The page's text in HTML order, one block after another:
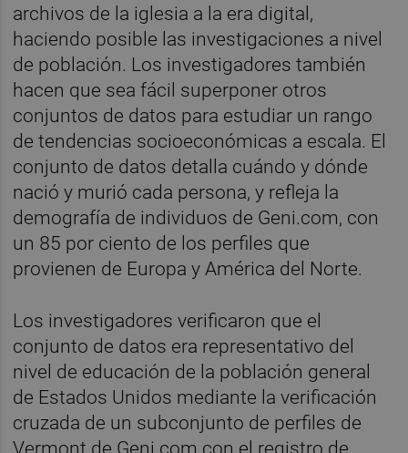
archivos de la iglesia a la era digital,
haciendo posible las investigaciones a nivel
de población. Los investigadores también
hacen que sea fácil superponer otros
conjuntos de datos para estudiar un rango
de tendencias socioeconómicas a escala. El
conjunto de datos detalla cuándo y dónde
nació y murió cada persona, y refleja la
demografía de individuos de Geni.com, con
un 85 por ciento de los perfiles que
provienen de Europa y América del Norte.
Los investigadores verificaron que el
conjunto de datos era representativo del
nivel de educación de la población general
de Estados Unidos mediante la verificación
cruzada de un subconjunto de perfiles de
Vermont de Geni.com con el registro de